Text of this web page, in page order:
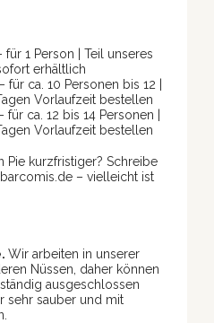
1 Person | Teil unseres
erhältlich
ca. 10 Personen bis 12 |
Vorlaufzeit bestellen
ca. 12 bis 14 Personen |
Vorlaufzeit bestellen
Pie kurzfristiger? Schreibe
– vielleicht ist
Wir arbeiten in unserer
Nüssen, daher können
ausgeschlossen
sehr sauber und mit